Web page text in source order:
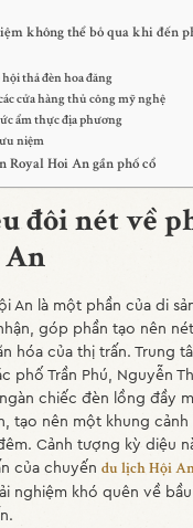
không thể bỏ qua khi đến
thả đèn hoa đăng
cửa hàng thủ công mỹ nghệ
ẩm thực địa phương
niệm
Royal Hoi An gần phố cổ
đôi nét về
An là một phần của di
góp phần tạo nên
hóa của thị trấn. Trung
phố Trần Phú, Nguyễn
chiếc đèn lồng đầy
tạo nên một khung cảnh
Cảnh tượng kỳ diệu
của chuyến du lịch Hội
nghiệm khó quên về